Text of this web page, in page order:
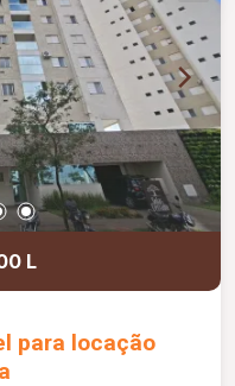
L
para locação